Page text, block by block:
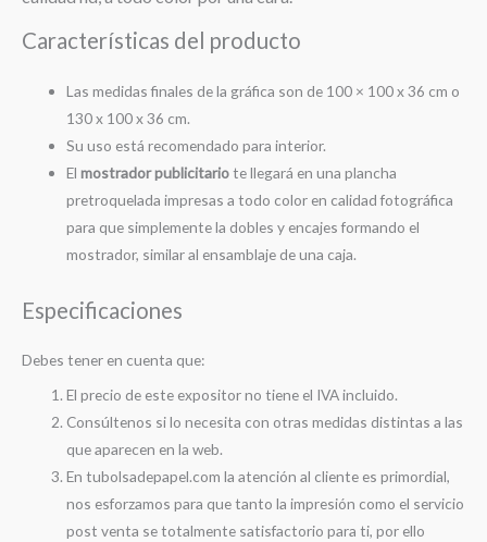
Características del producto
Las medidas finales de la gráfica son de 100 × 100 x 36 cm o
130 x 100 x 36 cm.
Su uso está recomendado para interior.
Elmostrador publicitariote llegará en una plancha
pretroquelada impresas a todo color en calidad fotográfica
para que simplemente la dobles y encajes formando el
mostrador, similar al ensamblaje de una caja.
Especificaciones
Debes tener en cuenta que:
El precio de este expositor no tiene el IVA incluido.
Consúltenos si lo necesita con otras medidas distintas a las
que aparecen en la web.
En tubolsadepapel.com la atención al cliente es primordial,
nos esforzamos para que tanto la impresión como el servicio
post venta se totalmente satisfactorio para ti, por ello